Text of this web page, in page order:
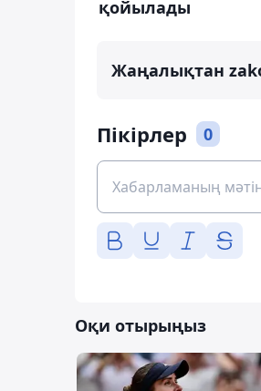
қойылады
Жаңалықтан
Пікірлер 0
Оқи отырыңыз